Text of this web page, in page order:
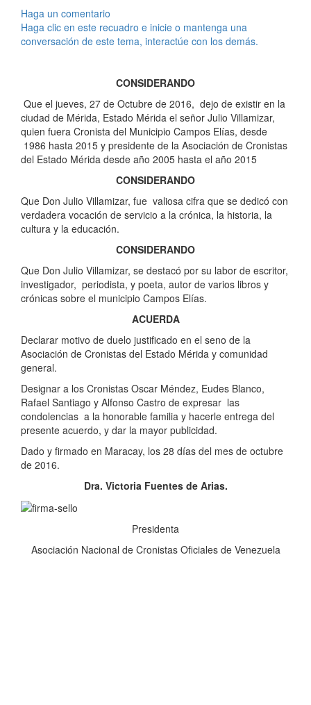
Haga un comentario
Haga clic en este recuadro e inicie o mantenga una
conversación de este tema, interactúe con los demás.
CONSIDERANDO
Que el jueves, 27 de Octubre de 2016, dejo de existir en la
ciudad de Mérida, Estado Mérida el señor Julio Villamizar,
quien fuera Cronista del Municipio Campos Elías, desde
1986 hasta 2015 y presidente de la Asociación de Cronistas
del Estado Mérida desde año 2005 hasta el año 2015
CONSIDERANDO
Que Don Julio Villamizar, fue valiosa cifra que se dedicó con
verdadera vocación de servicio a la crónica, la historia, la
cultura y la educación.
CONSIDERANDO
Que Don Julio Villamizar, se destacó por su labor de escritor,
investigador, periodista, y poeta, autor de varios libros y
crónicas sobre el municipio Campos Elías.
ACUERDA
Declarar motivo de duelo justificado en el seno de la
Asociación de Cronistas del Estado Mérida y comunidad
general.
Designar a los Cronistas Oscar Méndez, Eudes Blanco,
Rafael Santiago y Alfonso Castro de expresar las
condolencias a la honorable familia y hacerle entrega del
presente acuerdo, y dar la mayor publicidad.
Dado y firmado en Maracay, los 28 días del mes de octubre
de 2016.
Dra. Victoria Fuentes de Arias.
Presidenta
Asociación Nacional de Cronistas Oficiales de Venezuela